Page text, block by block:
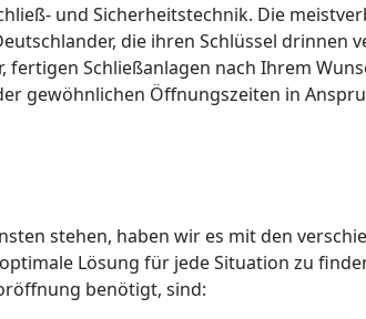
und Sicherheitstechnik. Die
die ihren Schlüssel
Schließanlagen nach Ihrem
gewöhnlichen Öffnungszeiten in
stehen, haben wir es mit den
Lösung für jede Situation zu
benötigt, sind: